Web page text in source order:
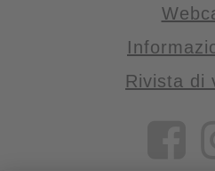
Rivista di